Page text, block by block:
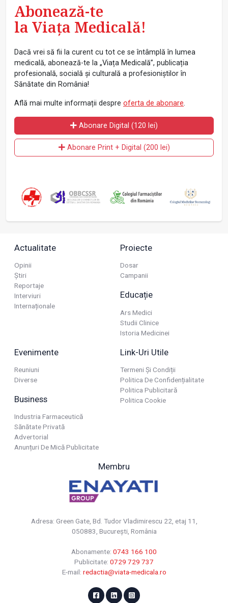
Abonează-te
la Viața Medicală!
Dacă vrei să fii la curent cu tot ce se întâmplă în lumea
medicală, abonează-te la „Viața Medicală”, publicația
profesională, socială și culturală a profesioniștilor în
Sănătate din România!
Află mai multe informații despre oferta de abonare.
Abonare Digital (120 lei)
Abonare Print + Digital (200 lei)
Actualitate
Opinii
Știri
Reportaje
Interviuri
Internaționale
Proiecte
Dosar
Campanii
Educație
Ars Medici
Studii Clinice
Istoria Medicinei
Evenimente
Reuniuni
Diverse
Business
Industria Farmaceutică
Sănătate Privată
Advertorial
Anunțuri De Mică Publicitate
Link-Uri Utile
Termeni Și Condiții
Politica De Confidențialitate
Politica Publicitară
Politica Cookie
Membru
Adresa: Green Gate, Bd. Tudor Vladimirescu 22, etaj 11,
050883, Bucureşti, România
Abonamente: 0743 166 100
Publicitate: 0729 729 737
E-mail: redactia@viata-medicala.ro